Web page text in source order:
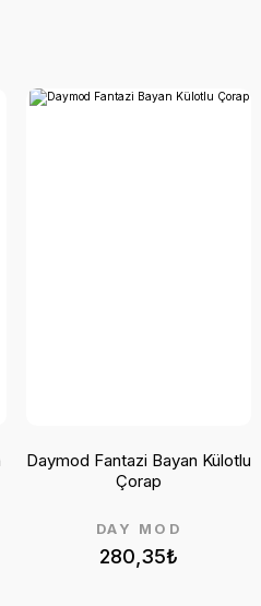
280,35₺
DAY MOD
Daymod Fantazi Bayan Külotlu
Çorap